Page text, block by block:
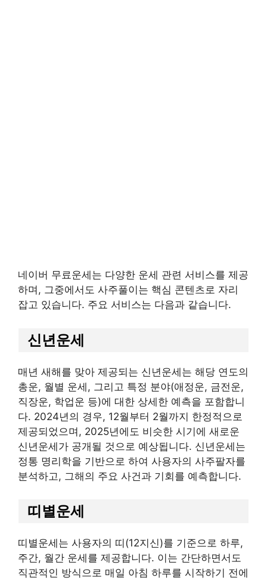
네이버 무료운세는 다양한 운세 관련 서비스를 제공
하며, 그중에서도 사주풀이는 핵심 콘텐츠로 자리
잡고 있습니다. 주요 서비스는 다음과 같습니다.
신년운세
매년 새해를 맞아 제공되는 신년운세는 해당 연도의
총운, 월별 운세, 그리고 특정 분야(애정운, 금전운,
직장운, 학업운 등)에 대한 상세한 예측을 포함합니
다. 2024년의 경우, 12월부터 2월까지 한정적으로
제공되었으며, 2025년에도 비슷한 시기에 새로운
신년운세가 공개될 것으로 예상됩니다. 신년운세는
정통 명리학을 기반으로 하여 사용자의 사주팔자를
분석하고, 그해의 주요 사건과 기회를 예측합니다.
띠별운세
띠별운세는 사용자의 띠(12지신)를 기준으로 하루,
주간, 월간 운세를 제공합니다. 이는 간단하면서도
직관적인 방식으로 매일 아침 하루를 시작하기 전에